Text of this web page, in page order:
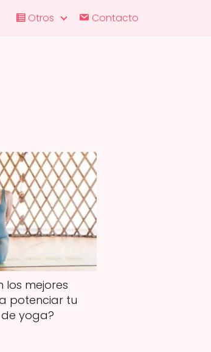
Otros Contacto
los mejores
potenciar tu
yoga?